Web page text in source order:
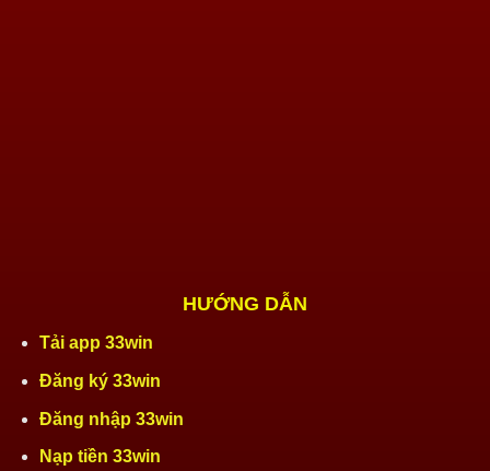
HƯỚNG DẪN
Tải app 33win
Đăng ký 33win
Đăng nhập 33win
Nạp tiền 33win